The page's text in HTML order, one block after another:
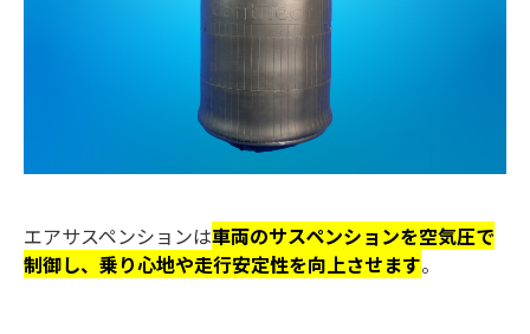
エアサスペンションは車両のサスペンションを空気圧で
制御し、乗り心地や走行安定性を向上させます。